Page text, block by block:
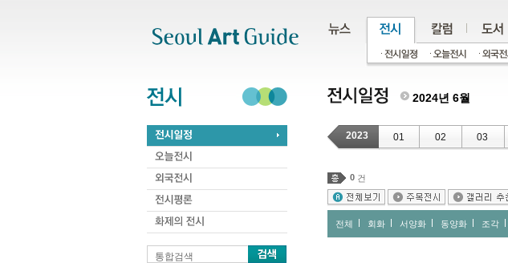
통합검색
2024년 6월
2023 01 02 03
0 건
전체 회화 서양화 동양화 조각